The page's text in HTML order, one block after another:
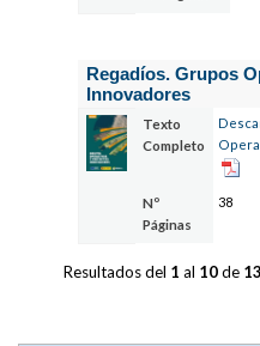
Regadíos. Grupos
Innovadores
Texto
Completo
Nº
Páginas
38
Resultados del 1 al 10de 13